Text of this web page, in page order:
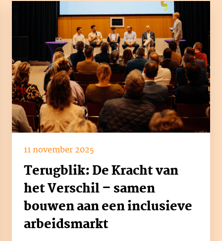
11 november 2025
Terugblik: De Kracht van
het Verschil – samen
bouwen aan een inclusieve
arbeidsmarkt